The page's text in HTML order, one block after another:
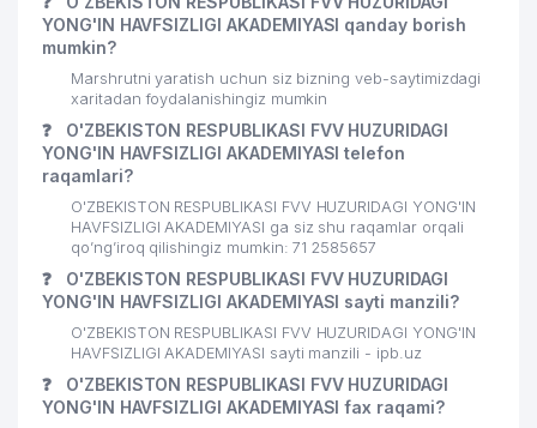
YONG'IN HAVFSIZLIGI AKADEMIYASI qanday borish
mumkin?
Marshrutni yaratish uchun siz bizning veb-saytimizdagi
xaritadan foydalanishingiz mumkin
❓
O'ZBEKISTON RESPUBLIKASI FVV HUZURIDAGI
YONG'IN HAVFSIZLIGI AKADEMIYASI telefon
raqamlari?
O'ZBEKISTON RESPUBLIKASI FVV HUZURIDAGI YONG'IN
HAVFSIZLIGI AKADEMIYASI ga siz shu raqamlar orqali
qo’ng’iroq qilishingiz mumkin: 71 2585657
❓
O'ZBEKISTON RESPUBLIKASI FVV HUZURIDAGI
YONG'IN HAVFSIZLIGI AKADEMIYASI sayti manzili?
O'ZBEKISTON RESPUBLIKASI FVV HUZURIDAGI YONG'IN
HAVFSIZLIGI AKADEMIYASI sayti manzili - ipb.uz
❓
O'ZBEKISTON RESPUBLIKASI FVV HUZURIDAGI
YONG'IN HAVFSIZLIGI AKADEMIYASI fax raqami?